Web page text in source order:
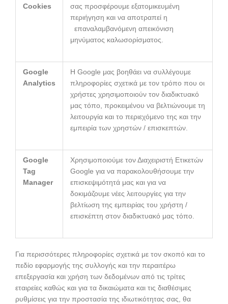
Cookies
σας προσφέρουμε εξατομικευμένη
περιήγηση και να αποτραπεί η
επαναλαμβανόμενη απεικόνιση
μηνύματος καλωσορίσματος.
Google
Analytics
Η Google μας βοηθάει να συλλέγουμε
πληροφορίες σχετικά με τον τρόπο που οι
χρήστες χρησιμοποιούν τον διαδικτυακό
μας τόπο, προκειμένου να βελτιώνουμε τη
λειτουργία και το περιεχόμενο της και την
εμπειρία των χρηστών / επισκεπτών.
Google
Tag
Manager
Χρησιμοποιούμε τον Διαχειριστή Ετικετών
Google για να παρακολουθήσουμε την
επισκεψιμότητά μας και για να
δοκιμάζουμε νέες λειτουργίες για την
βελτίωση της εμπειρίας του χρήστη /
επισκέπτη στον διαδικτυακό μας τόπο.
Για περισσότερες πληροφορίες σχετικά με τον σκοπό και το
πεδίο εφαρμογής της συλλογής και την περαιτέρω
επεξεργασία και χρήση των δεδομένων από τις τρίτες
εταιρείες καθώς και για τα δικαιώματα και τις διαθέσιμες
ρυθμίσεις για την προστασία της ιδιωτικότητας σας, θα